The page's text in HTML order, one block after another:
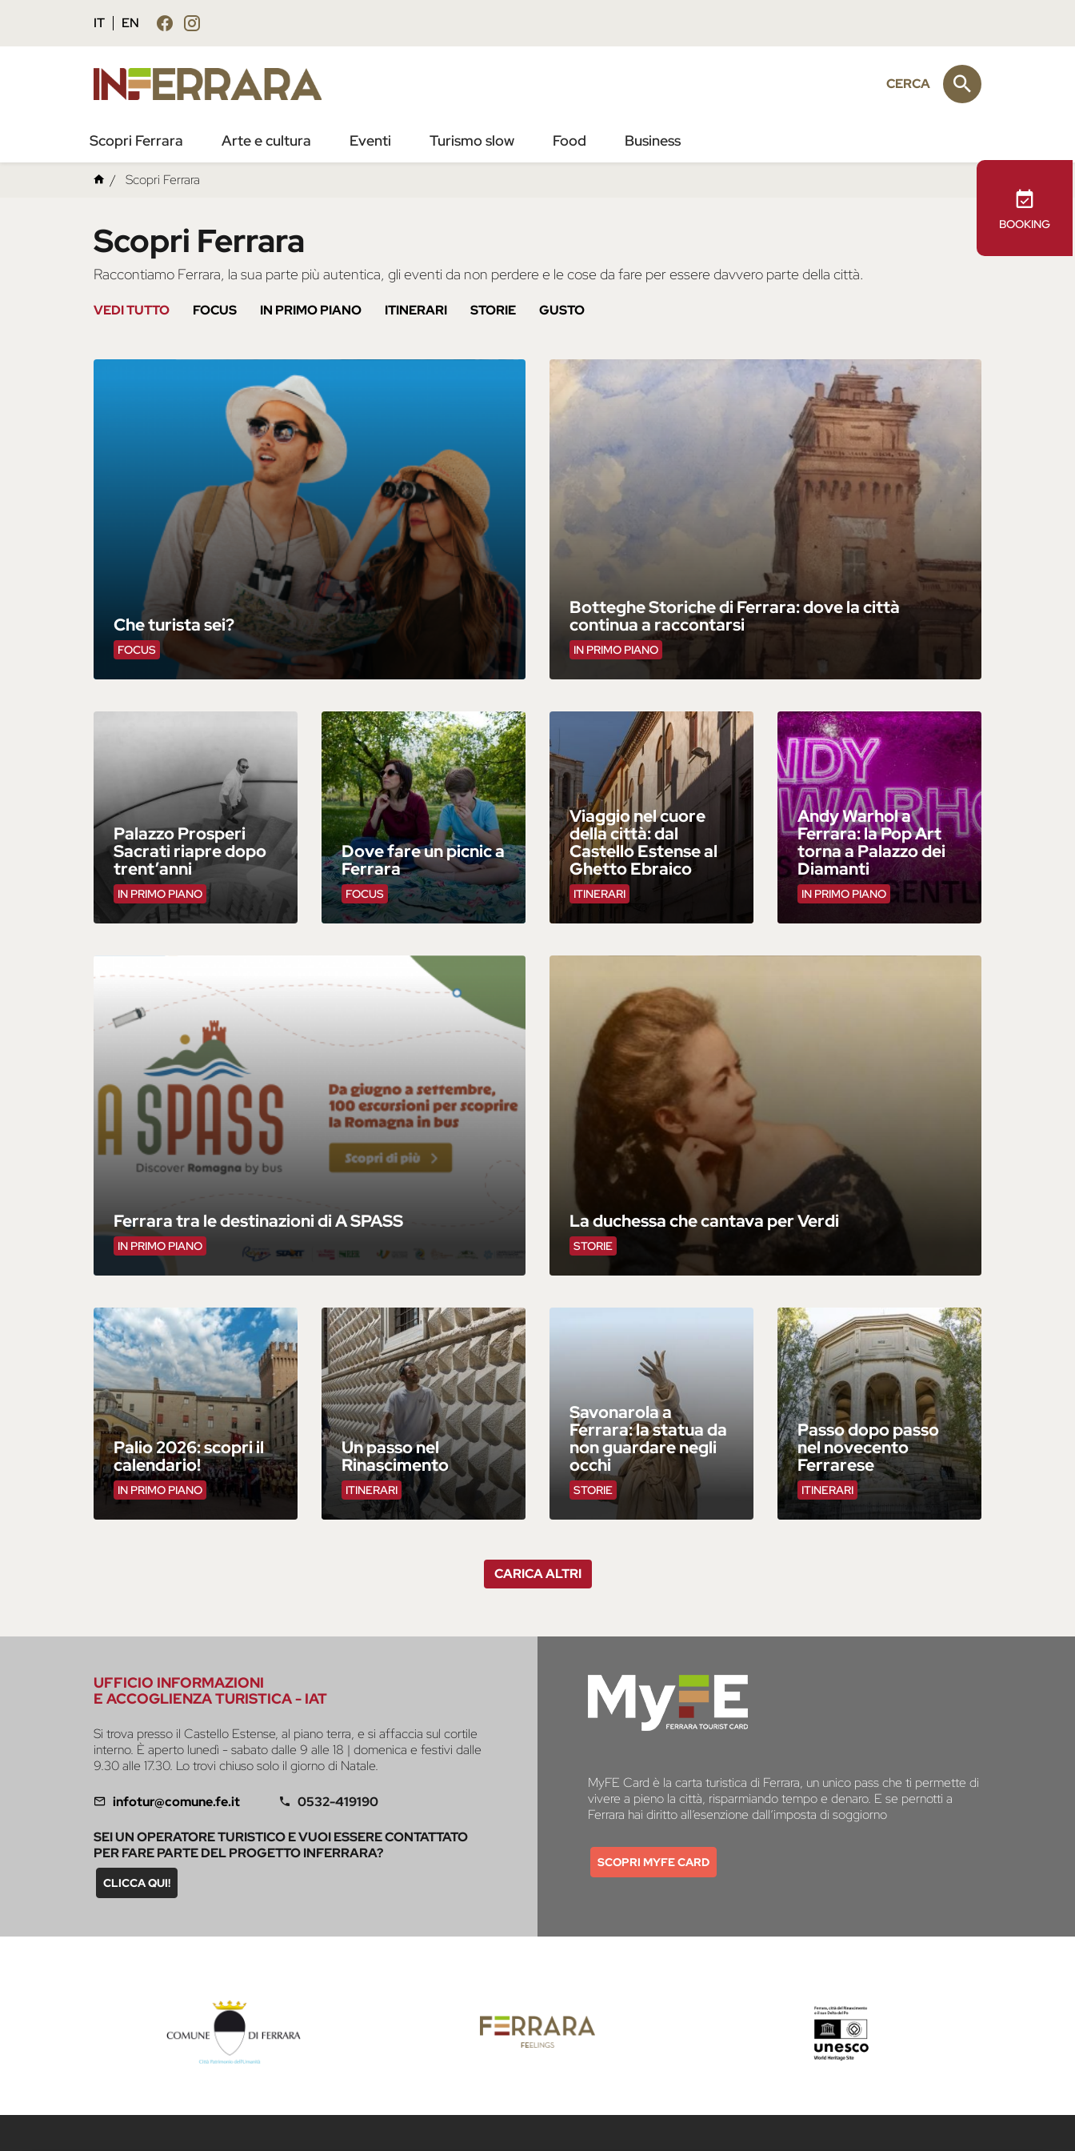
principale
IT EN
BOOKING
CERCA
Scopri Ferrara Arte e cultura Eventi Turismo slow Food Business
Scopri Ferrara
Scopri Ferrara
Raccontiamo Ferrara, la sua parte più autentica, gli eventi da non perdere e le cose da fare per essere davvero parte della città.
VEDI TUTTO FOCUS IN PRIMO PIANO ITINERARI STORIE GUSTO
FOCUS
Che turista sei?
IN PRIMO PIANO
Botteghe Storiche di Ferrara: dove la città
continua a raccontarsi
IN PRIMO PIANO
Palazzo Prosperi
Sacrati riapre dopo
trent’anni
FOCUS
Dove fare un picnic a
Ferrara
ITINERARI
Viaggio nel cuore
della città: dal
Castello Estense al
Ghetto Ebraico
IN PRIMO PIANO
Andy Warhol a
Ferrara: la Pop Art
torna a Palazzo dei
Diamanti
IN PRIMO PIANO
Ferrara tra le destinazioni di A SPASS
STORIE
La duchessa che cantava per Verdi
IN PRIMO PIANO
Palio 2026: scopri il
calendario!
ITINERARI
Un passo nel
Rinascimento
STORIE
Savonarola a
Ferrara: la statua da
non guardare negli
occhi
ITINERARI
Passo dopo passo
nel novecento
Ferrarese
CARICA ALTRI
UFFICIO INFORMAZIONI
E ACCOGLIENZA TURISTICA - IAT
Si trova presso il Castello Estense, al piano terra, e si affaccia sul cortile
interno. È aperto lunedì - sabato dalle 9 alle 18 | domenica e festivi dalle
9.30 alle 17.30. Lo trovi chiuso solo il giorno di Natale.
infotur@comune.fe.it 0532-419190
SEI UN OPERATORE TURISTICO E VUOI ESSERE CONTATTATO
PER FARE PARTE DEL PROGETTO INFERRARA?
CLICCA QUI!
MyFE Card è la carta turistica di Ferrara, un unico pass che ti permette di
vivere a pieno la città, risparmiando tempo e denaro. E se pernotti a
Ferrara hai diritto all’esenzione dall’imposta di soggiorno
SCOPRI MYFE CARD